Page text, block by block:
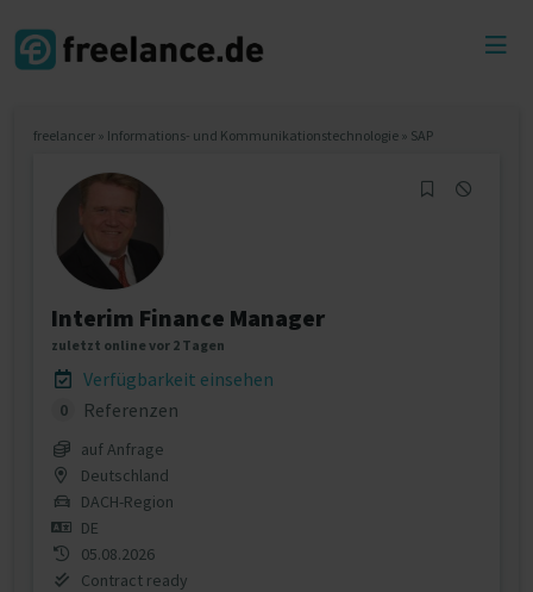
freelancer » Informations- und Kommunikationstechnologie » SAP
Interim Finance Manager
zuletzt online vor 2 Tagen
Verfügbarkeit einsehen
0 Referenzen
auf Anfrage
Deutschland
DACH-Region
DE
05.08.2026
Contract ready